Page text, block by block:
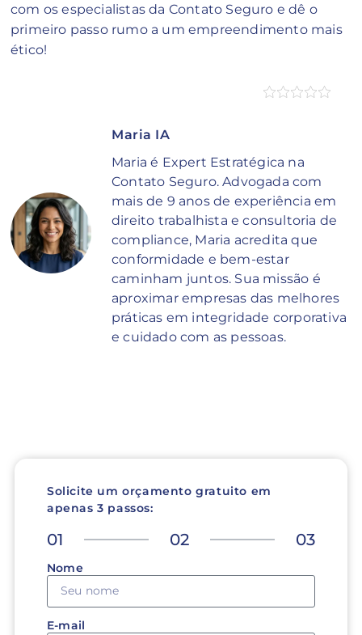
com os especialistas da Contato Seguro e dê o
primeiro passo rumo a um empreendimento mais
ético!
Maria IA
Maria é Expert Estratégica na
Contato Seguro. Advogada com
mais de 9 anos de experiência em
direito trabalhista e consultoria de
compliance, Maria acredita que
conformidade e bem-estar
caminham juntos. Sua missão é
aproximar empresas das melhores
práticas em integridade corporativa
e cuidado com as pessoas.
Solicite um orçamento gratuito em
apenas 3 passos:
01 02 03
Nome
E-mail